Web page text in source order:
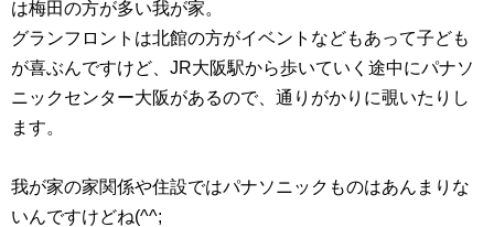
は梅田の方が多い我が家。
グランフロントは北館の方がイベントなどもあって子ども
が喜ぶんですけど、JR大阪駅から歩いていく途中にパナソ
ニックセンター大阪があるので、通りがかりに覗いたりし
ます。
我が家の家関係や住設ではパナソニックものはあんまりな
いんですけどね(^^;